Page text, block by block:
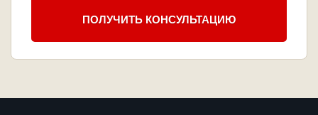
ПОЛУЧИТЬ КОНСУЛЬТАЦИЮ